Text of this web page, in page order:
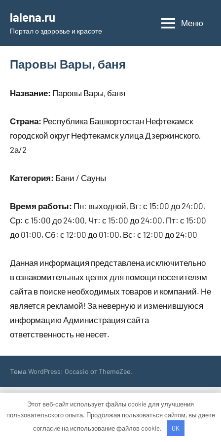
содержимому
lalena.ru
Портал о здоровье и красоте
Меню
Паровы Вары, баня
Название: Паровы Вары, баня
Страна: Республика Башкортостан Нефтекамск
городской округ Нефтекамск улица Дзержинского,
2а/2
Категория: Бани / Сауны
Время работы: Пн: выходной, Вт: с 15:00 до 24:00,
Ср: с 15:00 до 24:00, Чт: с 15:00 до 24:00, Пт: с 15:00
до 01:00, Сб: с 12:00 до 01:00, Вс: с 12:00 до 24:00
Данная информация представлена исключительно
в ознакомительных целях для помощи посетителям
сайта в поиске необходимых товаров и компаний. Не
является рекламой! За неверную и изменившуюся
информацию Администрация сайта
ответственность не несет.
Тема WordPress: Occasio от ThemeZee.
Этот веб-сайт использует файлы cookie для улучшения
пользовательского опыта. Продолжая пользоваться сайтом, вы даете
согласие на использование файлов cookie.
OK